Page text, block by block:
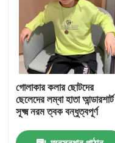
কিশোর ছেলেদের পোশাক
শিশুদের পোশাক সেট
উষ্ণ শিশুদের কোট
শিশুদের প্যান্ট
গোলাকার কলার ছোটদের
ছেলেদের লম্বা হাতা আন্ডারশার্ট
সূক্ষ্ম নরম ত্বক বন্ধুত্বপূর্ণ